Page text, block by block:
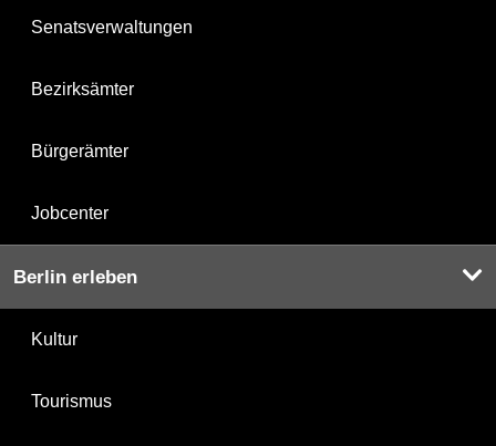
Senatsverwaltungen
Bezirksämter
Bürgerämter
Jobcenter
Berlin erleben
Kultur
Tourismus